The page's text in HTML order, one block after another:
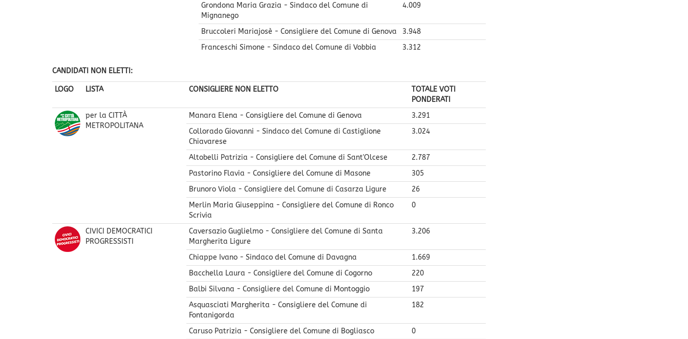
Grondona Maria Grazia - Sindaco del Comune di
Mignanego
4.009
Bruccoleri Mariajosè - Consigliere del Comune di Genova
3.948
Franceschi Simone - Sindaco del Comune di Vobbia
3.312
CANDIDATI NON ELETTI:
LOGO LISTA CONSIGLIERE NON ELETTO
TOTALE VOTI
PONDERATI
per la CITTÀ
METROPOLITANA
Manara Elena - Consigliere del Comune di Genova
3.291
Collorado Giovanni - Sindaco del Comune di Castiglione
Chiavarese
3.024
Altobelli Patrizia - Consigliere del Comune di Sant'Olcese
2.787
Pastorino Flavia - Consigliere del Comune di Masone
305
Brunoro Viola - Consigliere del Comune di Casarza Ligure
26
Merlin Maria Giuseppina - Consigliere del Comune di Ronco
Scrivia
0
CIVICI DEMOCRATICI
PROGRESSISTI
Caversazio Guglielmo - Consigliere del Comune di Santa
Margherita Ligure
3.206
Chiappe Ivano - Sindaco del Comune di Davagna
1.669
Bacchella Laura - Consigliere del Comune di Cogorno
220
Balbi Silvana - Consigliere del Comune di Montoggio
197
Asquasciati Margherita - Consigliere del Comune di
Fontanigorda
182
Caruso Patrizia - Consigliere del Comune di Bogliasco
0